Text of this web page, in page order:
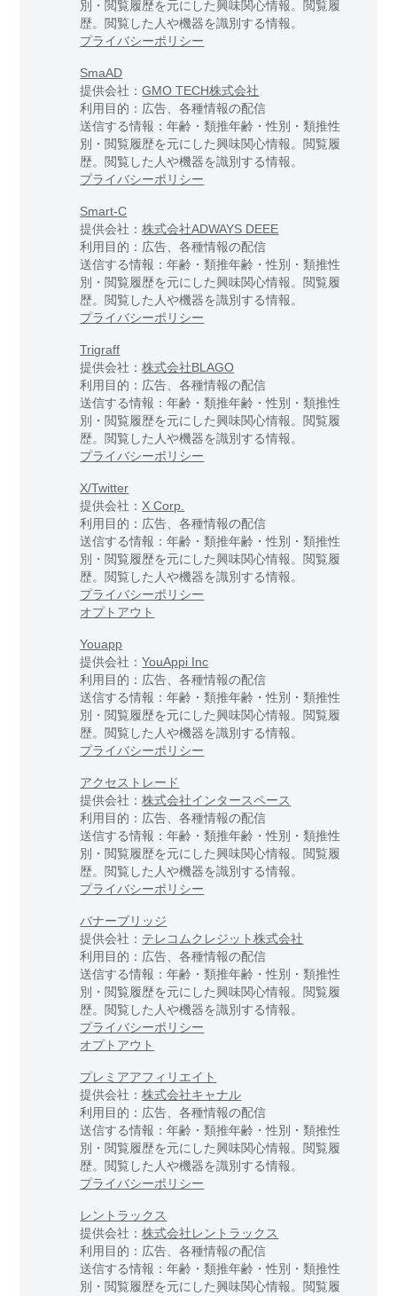
別・閲覧履歴を元にした興味関心情報。閲覧履
歴。閲覧した人や機器を識別する情報。
プライバシーポリシー
SmaAD
提供会社：GMO TECH株式会社
利用目的：広告、各種情報の配信
送信する情報：年齢・類推年齢・性別・類推性
別・閲覧履歴を元にした興味関心情報。閲覧履
歴。閲覧した人や機器を識別する情報。
プライバシーポリシー
Smart-C
提供会社：株式会社ADWAYS DEEE
利用目的：広告、各種情報の配信
送信する情報：年齢・類推年齢・性別・類推性
別・閲覧履歴を元にした興味関心情報。閲覧履
歴。閲覧した人や機器を識別する情報。
プライバシーポリシー
Trigraff
提供会社：株式会社BLAGO
利用目的：広告、各種情報の配信
送信する情報：年齢・類推年齢・性別・類推性
別・閲覧履歴を元にした興味関心情報。閲覧履
歴。閲覧した人や機器を識別する情報。
プライバシーポリシー
X/Twitter
提供会社： X Corp.
利用目的：広告、各種情報の配信
送信する情報：年齢・類推年齢・性別・類推性
別・閲覧履歴を元にした興味関心情報。閲覧履
歴。閲覧した人や機器を識別する情報。
プライバシーポリシー
オプトアウト
Youapp
提供会社：YouAppi Inc
利用目的：広告、各種情報の配信
送信する情報：年齢・類推年齢・性別・類推性
別・閲覧履歴を元にした興味関心情報。閲覧履
歴。閲覧した人や機器を識別する情報。
プライバシーポリシー
アクセストレード
提供会社：株式会社インタースペース
利用目的：広告、各種情報の配信
送信する情報：年齢・類推年齢・性別・類推性
別・閲覧履歴を元にした興味関心情報。閲覧履
歴。閲覧した人や機器を識別する情報。
プライバシーポリシー
バナーブリッジ
提供会社： テレコムクレジット株式会社
利用目的：広告、各種情報の配信
送信する情報：年齢・類推年齢・性別・類推性
別・閲覧履歴を元にした興味関心情報。閲覧履
歴。閲覧した人や機器を識別する情報。
プライバシーポリシー
オプトアウト
プレミアアフィリエイト
提供会社：株式会社キャナル
利用目的：広告、各種情報の配信
送信する情報：年齢・類推年齢・性別・類推性
別・閲覧履歴を元にした興味関心情報。閲覧履
歴。閲覧した人や機器を識別する情報。
プライバシーポリシー
レントラックス
提供会社：株式会社レントラックス
利用目的：広告、各種情報の配信
送信する情報：年齢・類推年齢・性別・類推性
別・閲覧履歴を元にした興味関心情報。閲覧履